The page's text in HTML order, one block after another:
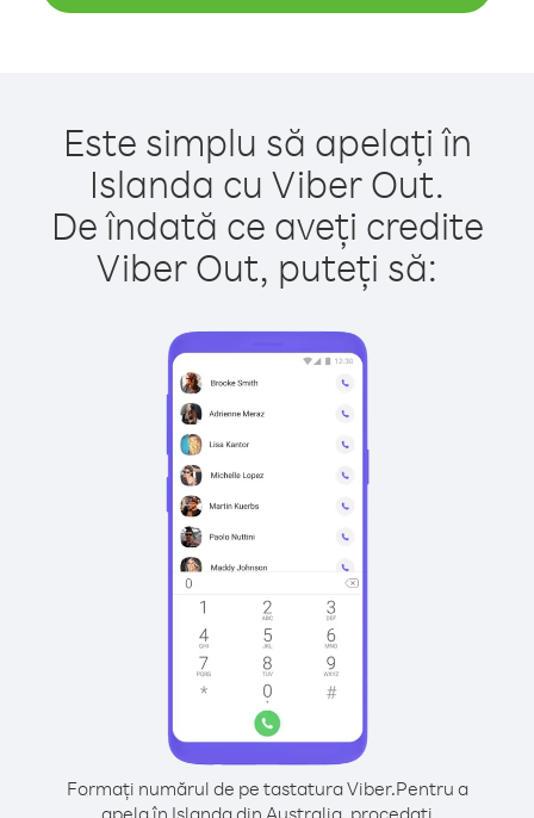
Este simplu să apelați în
Islanda cu Viber Out.
De îndată ce aveți credite
Viber Out, puteți să:
Formați numărul de pe tastatura Viber.Pentru a
apela în Islanda din Australia, procedați